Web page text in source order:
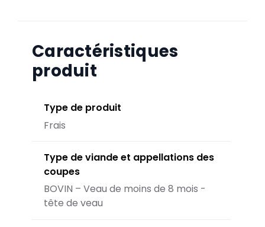
Caractéristiques
produit
Type de produit
Frais
Type de viande et appellations des
coupes
BOVIN – Veau de moins de 8 mois -
tête de veau